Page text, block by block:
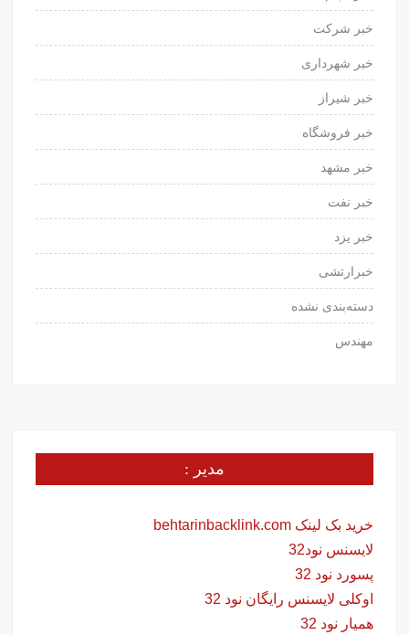
خبر شرکت
خبر شهرداری
خبر شیراز
خبر فروشگاه
خبر مشهد
خبر نفت
خبر یزد
خبرارتشی
دسته‌بندی نشده
مهندس
مدیر :
خرید بک لینک behtarinbacklink.com
لایسنس نود32
پسورد نود 32
اوکلی لایسنس رایگان نود 32
همیار نود 32